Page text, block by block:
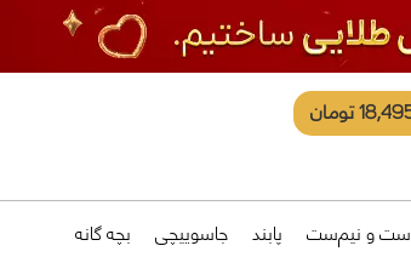
ست و نیم‌ست پابند جاسوییچی بچه گانه